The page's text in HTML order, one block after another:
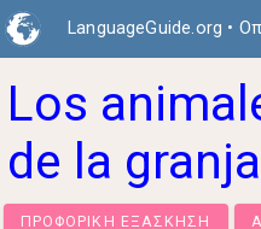
LanguageGuide.org •
Los
de la granja